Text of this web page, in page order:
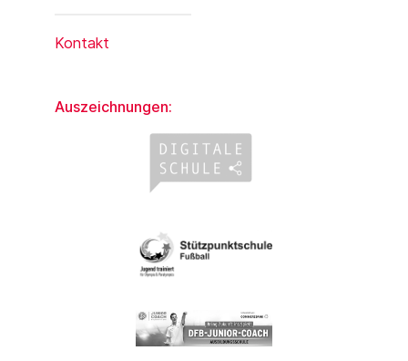
Kontakt
Auszeichnungen: